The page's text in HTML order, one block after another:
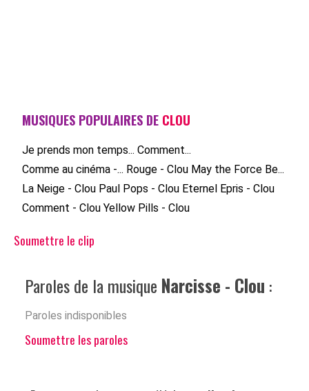
MUSIQUES POPULAIRES DE CLOU
Je prends mon temps... Comment...
Comme au cinéma -... Rouge - Clou May the Force Be...
La Neige - Clou Paul Pops - Clou Eternel Epris - Clou
Comment - Clou Yellow Pills - Clou
Soumettre le clip
Paroles de la musique Narcisse - Clou :
Paroles indisponibles
Soumettre les paroles